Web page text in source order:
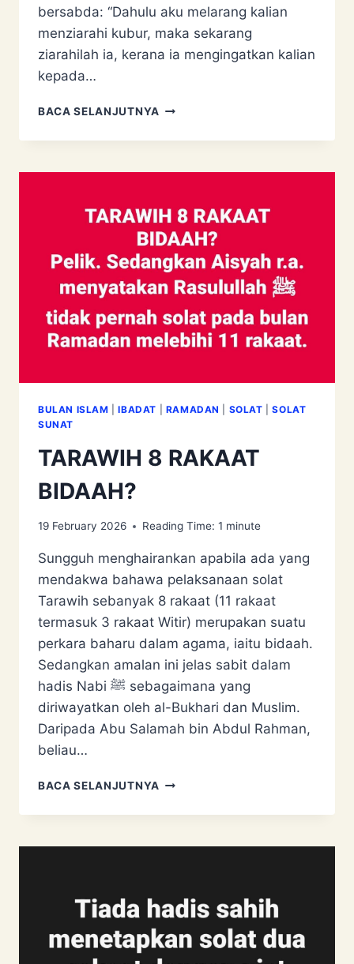
bersabda: “Dahulu aku melarang kalian
menziarahi kubur, maka sekarang
ziarahilah ia, kerana ia mengingatkan kalian
kepada…
BACA SELANJUTNYA ZIARAH
PADA
RAYA
BULAN ISLAM |IBADAT RAMADAN SOLAT |SOLAT
SUNAT
TARAWIH 8 RAKAAT
BIDAAH?
19 February 2026 Reading Time: 1 minute
Sungguh menghairankan apabila ada yang
mendakwa bahawa pelaksanaan solat
Tarawih sebanyak 8 rakaat (11 rakaat
termasuk 3 rakaat Witir) merupakan suatu
perkara baharu dalam agama, iaitu bidaah.
Sedangkan amalan ini jelas sabit dalam
hadis Nabi ﷺ sebagaimana yang
diriwayatkan oleh al-Bukhari dan Muslim.
Daripada Abu Salamah bin Abdul Rahman,
beliau…
BACA SELANJUTNYA TARAWIH
RAKAAT